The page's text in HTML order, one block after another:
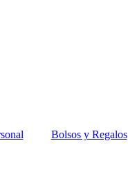
Bolsos y Regalos